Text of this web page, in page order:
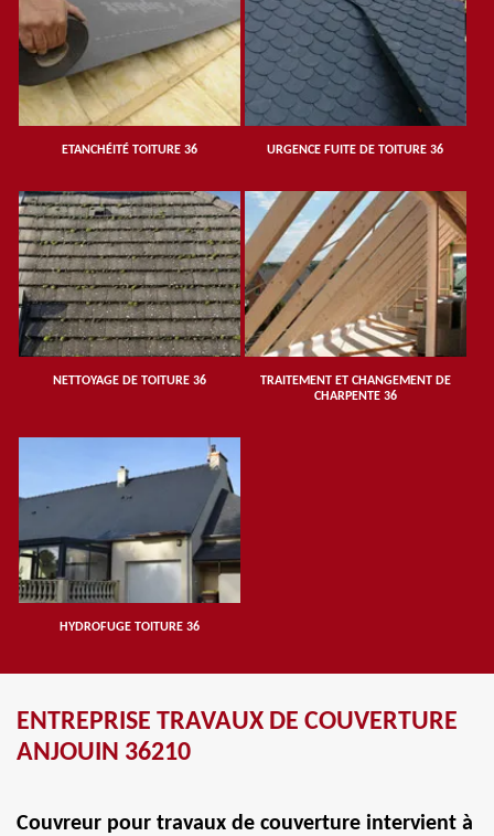
ETANCHÉITÉ TOITURE 36 URGENCE FUITE DE TOITURE 36
NETTOYAGE DE TOITURE 36
TRAITEMENT ET CHANGEMENT DE
CHARPENTE 36
HYDROFUGE TOITURE 36
ENTREPRISE TRAVAUX DE COUVERTURE
ANJOUIN 36210
Couvreur pour travaux de couverture intervient à